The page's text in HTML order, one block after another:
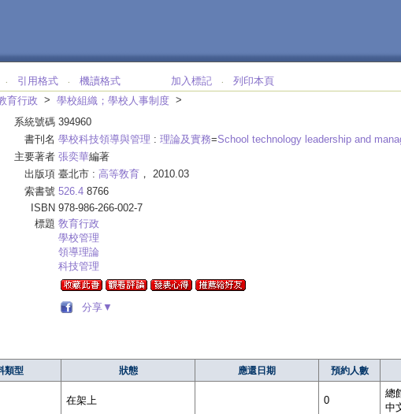
‧ 引用格式 ‧ 機讀格式 加入標記 ‧
列印本頁
育行政 > 學校組織；學校人事制度 >
系統號碼 394960
書刊名 學校科技領導與管理 : 理論及實務=School technology leadership and
主要著者 張奕華編著
出版項 臺北市 : 高等敎育 ， 2010.03
索書號 526.4 8766
ISBN 978-986-266-002-7
標題 敎育行政
學校管理
領導理論
科技管理
分享▼
類型 狀態 應還日期 預約人數
在架上 0
總
中